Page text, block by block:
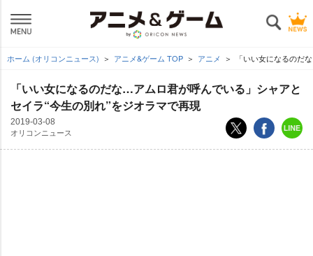
ホーム (オリコンニュース) アニメ&ゲーム TOP アニメ 「いい女になるのだ
「いい女になるのだな…アムロ君が呼んでいる」シャアと
セイラ“今生の別れ”をジオラマで再現
2019-03-08
オリコンニュース